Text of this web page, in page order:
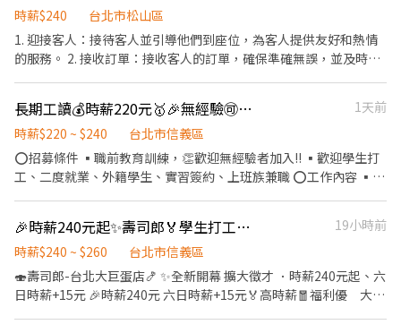
環境： 顛覆傳統，這可能是你見過最整潔、無油煙的餐飲工作空
間。 ​科技輔助入職： 多種自動化設備，減輕體力負擔，分工明確讓
你輕鬆上手。 ​未來職涯規劃： 品牌正朝向國際化與多角化經營，這
接待 ​維持優雅用餐環境 ​分站式餐點製作（接龍式流暢作業） ​設備維
護與食材管理 ​條件加分： 具備餐飲經驗者優，但更歡迎有服務熱
】📍 7/1 隆重登場！ ​早班：09:30 - 13:30 ​中班：13:30 - 18:30 ​晚
班：18:30 - 22:30 ​【 永康店 】&【 信義店 】 ​午間餐期：10:00 -
14:00 / 10:00 - 17:00 ​晚間餐期：16:45 - 20:30 ​長期兼職標準： 1. 基
本配合 6 個月以上。 2. 每月配合總工時 80 小時以上。 ​💰 薪資與福
升為訓練員最高可達 240元/小時！ ​安心保障： 依法投保、免費年度
健康檢查（我們比你更在意你的健康）。 ​專屬福利： 質感員工制
服、員工餐、團體保險、不定期員工聚餐。 ​📩 加入我們 ​如果你對環
境有堅持，或想體驗新型態的餐飲工作，歡迎跟我們聊聊！
時薪$240
台北市松山區
1. 迎接客人：接待客人並引導他們到座位，為客人提供友好和熱情
的服務。 2. 接收訂單：接收客人的訂單，確保準確無誤，並及時將
軟飲料、咖啡、茶等，保持飲品供應充足。 5. 送餐：將準備好的菜
品送到客人的桌上，保持食物的溫度和質量。 6. 處理客人需求：對
於客人的額外需求，如更換餐具、增加飲料等，快速且準確地回
應。 7. 解答問題：回答客人對菜單、食品或餐廳服務的相關問題，
接受付款，處理客人的付款方式，如現金、信用卡等。 10. 協作合
作：與廚師、洗碗工和其他餐廳團隊成員合作，確保高效的服務流
合作能力。他們應該能夠快速反應客人需求，提供出色的顧客服
務，並確保餐廳的運作順利。
長期工讀💰時薪220元🥇🎉無經驗🉑️內外場兼職👏團體氣氛好【壽司郎】歡迎你
1天前
時薪$220 ~ $240
台北市信義區
⭕招募條件 ▪職前教育訓練，👏歡迎無經驗者加入!! ▪歡迎學生打
工、二度就業、外籍學生、實習簽約、上班族兼職 ⭕工作內容 ▪外
理環境維護 等 ▪內場 商品進貨、準備、整理→料理製作→提供餐點
→餐具清洗→庫存盤點、出貨 等 ▪洗碗工 操作洗盤機、洗碗機進行
洗淨作業 ⭕獎金福利 ▪🎉生日禮券1000$ ▪不定期活動競賽獎金
▪💹一年4次考核及調薪 ▪✨加班費5分鐘為單位計算 ⭕企業魅力
🎉時薪240元起✨️壽司郎🏅學生打工🙆‍♂️彈性排班🎊無經驗也可以💰假日兼職🪙二度就業
19小時前
時薪$240 ~ $260
台北市信義區
🍣壽司郎-台北大巨蛋店🍤 ✨️全新開幕 擴大徵才 ．時薪240元起、六
日時薪+15元 🎉時薪240元 六日時薪+15元🏅高時薪🧧福利優 大企